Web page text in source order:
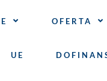
OFERTA
UE